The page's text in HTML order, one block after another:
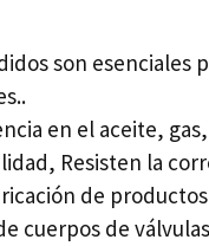
son
en el aceite,
Resisten la
de
cuerpos de